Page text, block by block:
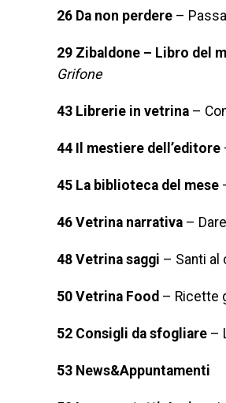
26 Da non perdere –
29 Zibaldone – Libro del
Grifone
43 Librerie in vetrina –
44 Il mestiere dell’editore
45 La biblioteca del mese
46 Vetrina narrativa –
48 Vetrina saggi – Santi al
50 Vetrina Food – Ricette
52 Consigli da sfogliare –
53 News&Appuntamenti